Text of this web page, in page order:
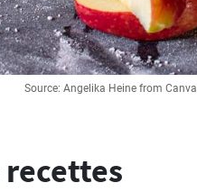
Source: Angelika Heine from Canva